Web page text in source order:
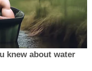
knew about water